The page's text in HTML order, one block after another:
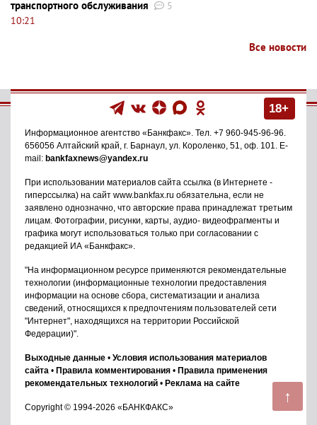
↑
транспортного обслуживания
5
10:21
Все новости
18+
Информационное агентство «Банкфакс» . Тел. +7 960-945-96-96
656056 Алтайский край, г. Барнаул ул. Короленко, 51, оф. 101
. E-
mail: bankfaxnews@yandex.ru
При использовании материалов сайта ссылка (в Интернете -
гиперссылка) на сайт www.bankfax.ru обязательна, если не
заявлено однозначно, что авторские права принадлежат третьим
лицам. Фотографии, рисунки, карты, аудио- видеофрагменты и
графика могут использоваться только при согласовании с
редакцией ИА «Банкфакс».
"На информационном ресурсе применяются рекомендательные
технологии (информационные технологии предоставления
информации на основе сбора, систематизации и анализа
сведений, относящихся к предпочтениям пользователей сети
"Интернет", находящихся на территории Российской
Федерации)".
Выходные данные • Условия использования материалов
сайта • Правила комментирования • Правила применения
рекомендательных технологий • Реклама на сайте
Copyright © 1994-2026 «БАНКФАКС»